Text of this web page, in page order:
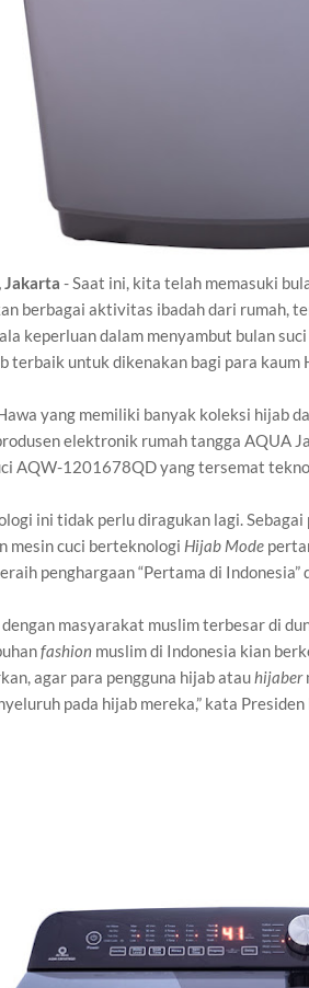
Jakarta - Saat ini, kita telah memasuki
berbagai aktivitas ibadah dari rumah,
keperluan dalam menyambut bulan
terbaik untuk dikenakan bagi para kaum
yang memiliki banyak koleksi hijab
elektronik rumah tangga AQUA
AQW-1201678QD yang tersemat
ini tidak perlu diragukan lagi. Sebagai
mesin cuci berteknologi Hijab Mode
penghargaan “Pertama di Indonesia”
dengan masyarakat muslim terbesar di
fashion muslim di Indonesia kian
agar para pengguna hijab atauhijaber
pada hijab mereka,” kata